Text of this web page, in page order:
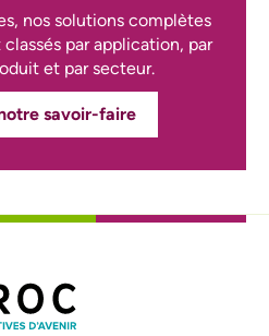
nos solutions complètes
par application, par
et par secteur.
savoir-faire